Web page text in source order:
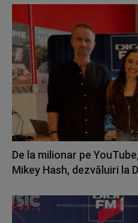
De la milionar pe
Mikey Hash, dezvăluiri la